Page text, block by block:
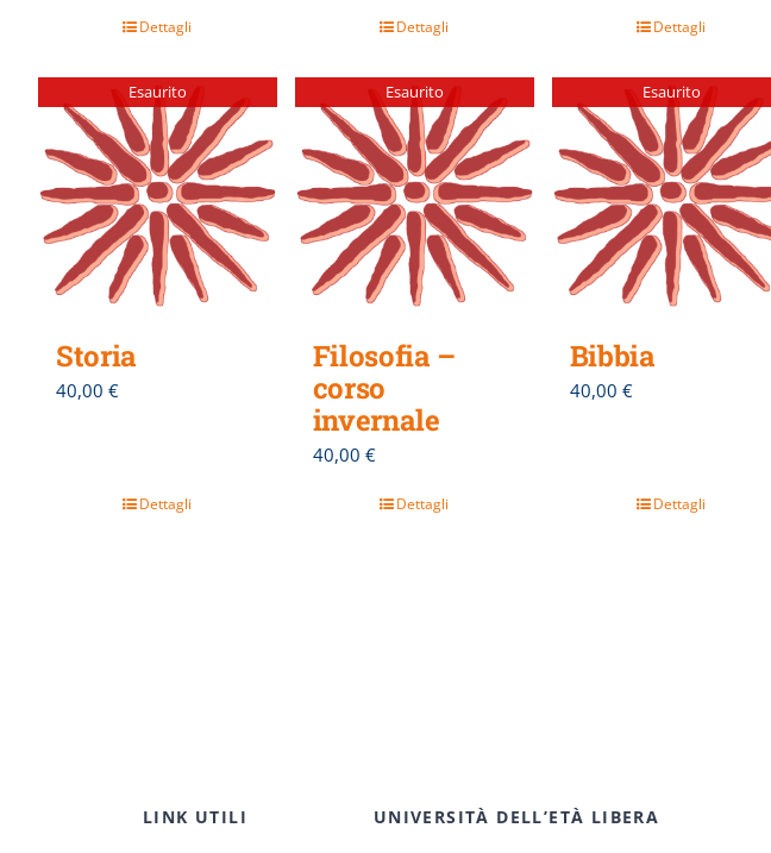
Dettagli Dettagli Dettagli
Esaurito
Storia
40,00 €
Dettagli
Esaurito
Filosofia –
corso
invernale
40,00 €
Dettagli
Esaurito
Bibbia
40,00 €
Dettagli
LINK UTILI UNIVERSITÀ DELL’ETÀ LIBERA